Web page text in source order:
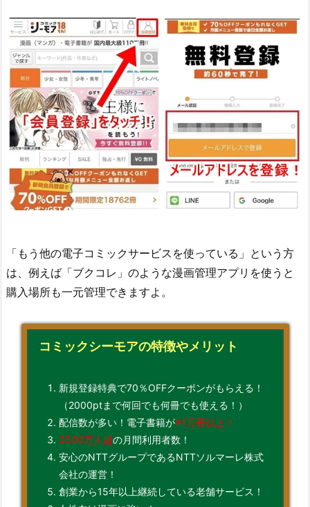
「もう他の電子コミックサービスを使っている」という方
は、例えば「ブクコレ」のような漫画管理アプリを使うと
購入場所も一元管理できますよ。
コミックシーモアの特徴やメリット
新規登録特典で70％OFFクーポンがもらえる！
（2000ptまで何回でも何冊でも使える！）
配信数が多い！電子書籍が91万冊以上！
3500万人超の月間利用者数！
安心のNTTグループであるNTTソルマーレ株式
会社の運営！
創業から15年以上継続している老舗サービス！